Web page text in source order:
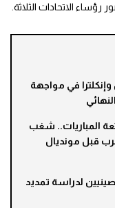
وإنكلترا في مواجهة
المباريات.. شغب
قبل مونديال
لدراسة تمديد